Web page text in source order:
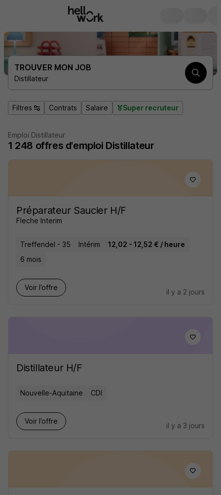
TROUVER MON JOB
Distillateur
Filtres Contrats Salaire Super recruteur
Emploi Distillateur
1 248 offres d'emploi Distillateur
Préparateur Saucier H/F
Fleche Interim
Treffendel - 35 Intérim
12,02 - 12,52 € / heure
6 mois
Voir l’offre
il y a 2 jours
Distillateur H/F
Nouvelle-Aquitaine CDI
Voir l’offre
il y a 3 jours